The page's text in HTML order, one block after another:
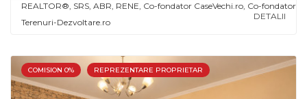
REALTOR®️, SRS, ABR, RENE, Co-fondator CaseVechi.ro, Co-fondator
Terenuri-Dezvoltare.ro
DETALII
COMISION 0% REPREZENTARE PROPRIETAR